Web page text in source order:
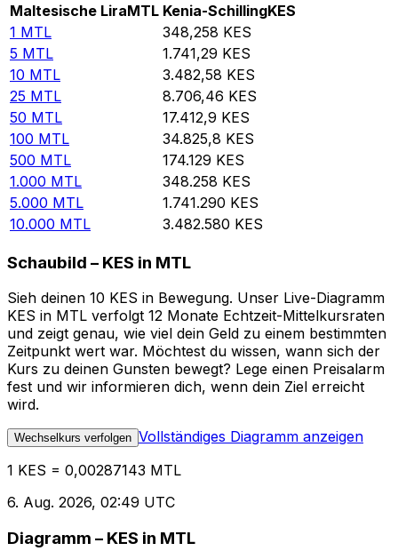
Maltesische LiraMTL Kenia-SchillingKES
1 MTL 348,258 KES
5 MTL 1.741,29 KES
10 MTL 3.482,58 KES
25 MTL 8.706,46 KES
50 MTL 17.412,9 KES
100 MTL 34.825,8 KES
500 MTL 174.129 KES
1.000 MTL 348.258 KES
5.000 MTL 1.741.290 KES
10.000 MTL 3.482.580 KES
Schaubild – KES in MTL
Sieh deinen 10 KES in Bewegung. Unser Live-Diagramm
KES in MTL verfolgt 12 Monate Echtzeit-Mittelkursraten
und zeigt genau, wie viel dein Geld zu einem bestimmten
Zeitpunkt wert war. Möchtest du wissen, wann sich der
Kurs zu deinen Gunsten bewegt? Lege einen Preisalarm
fest und wir informieren dich, wenn dein Ziel erreicht
wird.
Wechselkurs verfolgen Vollständiges Diagramm anzeigen
1 KES = 0,00287143 MTL
6. Aug. 2026, 02:49 UTC
Diagramm – KES in MTL